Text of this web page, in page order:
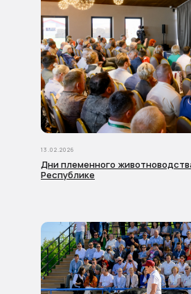
13.02.2026
Дни племенного
Республике